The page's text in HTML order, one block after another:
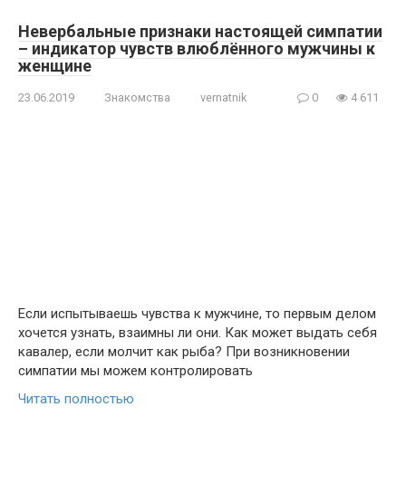
Невербальные признаки настоящей симпатии
– индикатор чувств влюблённого мужчины к
женщине
23.06.2019 Знакомства vernatnik 0 4 611
Если испытываешь чувства к мужчине, то первым делом
хочется узнать, взаимны ли они. Как может выдать себя
кавалер, если молчит как рыба? При возникновении
симпатии мы можем контролировать
Читать полностью